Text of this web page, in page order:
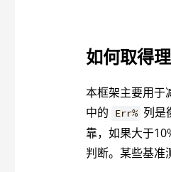
如何取得
本框架主要用于
中的
Err% 列是
靠，如果大于
判断。某些基准